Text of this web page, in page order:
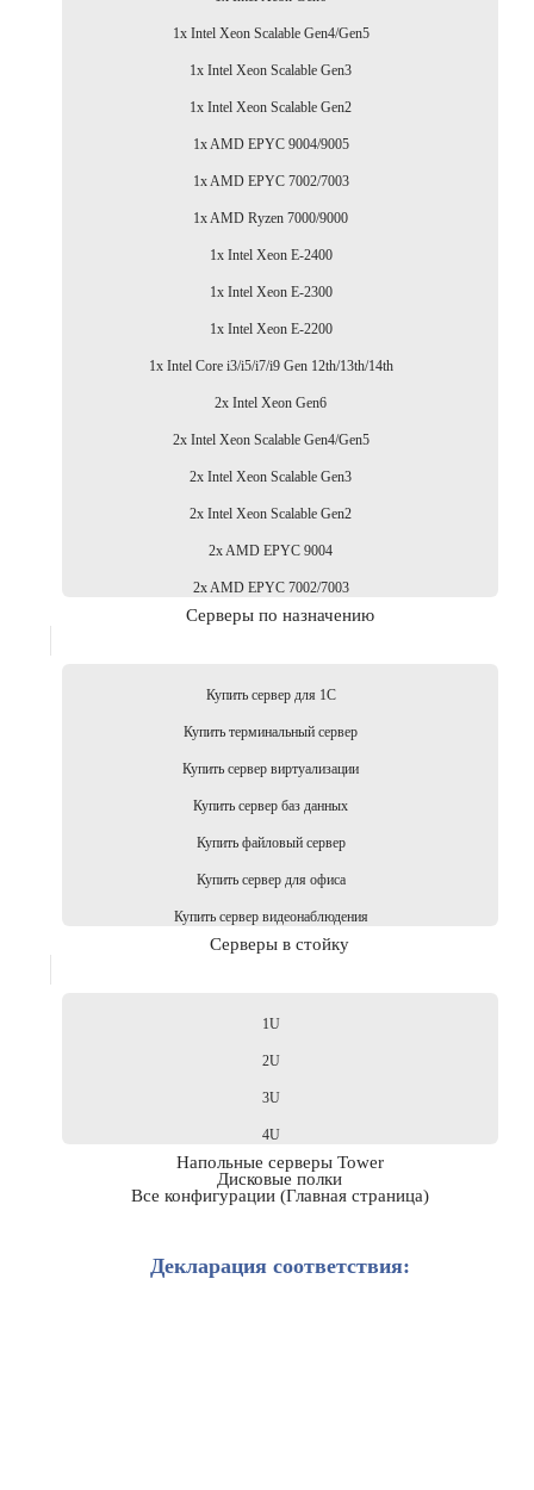
1x Intel Xeon Scalable Gen4/Gen5
1x Intel Xeon Scalable Gen3
1x Intel Xeon Scalable Gen2
1x AMD EPYC 9004/9005
1x AMD EPYC 7002/7003
1x AMD Ryzen 7000/9000
1x Intel Xeon E-2400
1x Intel Xeon E-2300
1x Intel Xeon E-2200
1x Intel Core i3/i5/i7/i9 Gen 12th/13th/14th
2x Intel Xeon Gen6
2x Intel Xeon Scalable Gen4/Gen5
2x Intel Xeon Scalable Gen3
2x Intel Xeon Scalable Gen2
2x AMD EPYC 9004
2x AMD EPYC 7002/7003
Серверы по назначению
Купить сервер для 1С
Купить терминальный сервер
Купить сервер виртуализации
Купить сервер баз данных
Купить файловый сервер
Купить сервер для офиса
Купить сервер видеонаблюдения
Серверы в стойку
1U
2U
3U
4U
Напольные серверы Tower
Дисковые полки
Все конфигурации (Главная страница)
Декларация соответствия: